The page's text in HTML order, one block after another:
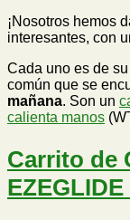
¡Nosotros hemos
interesantes, con
Cada uno es de
común que se
mañana. Son un
calienta manos
Carrito de
EZEGLIDE